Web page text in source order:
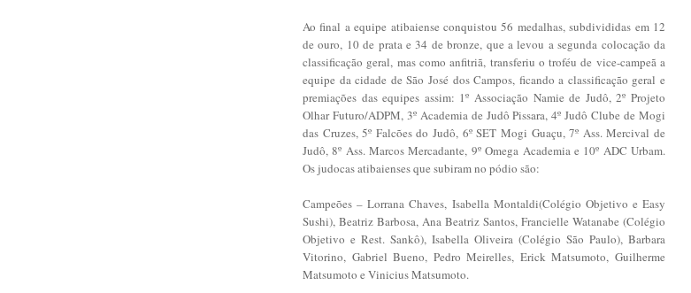
Ao final a equipe atibaiense conquistou 56 medalhas, subdivididas em 12
de ouro, 10 de prata e 34 de bronze, que a levou a segunda colocação da
classificação geral, mas como anfitriã, transferiu o troféu de vice-campeã a
equipe da cidade de São José dos Campos, ficando a classificação geral e
premiações das equipes assim: 1º Associação Namie de Judô, 2º Projeto
Olhar Futuro/ADPM, 3º Academia de Judô Pissara, 4º Judô Clube de Mogi
das Cruzes, 5º Falcões do Judô, 6º SET Mogi Guaçu, 7º Ass. Mercival de
Judô, 8º Ass. Marcos Mercadante, 9º Omega Academia e 10º ADC Urbam.
Os judocas atibaienses que subiram no pódio são:
Campeões – Lorrana Chaves, Isabella Montaldi(Colégio Objetivo e Easy
Sushi), Beatriz Barbosa, Ana Beatriz Santos, Francielle Watanabe (Colégio
Objetivo e Rest. Sankô), Isabella Oliveira (Colégio São Paulo), Barbara
Vitorino, Gabriel Bueno, Pedro Meirelles, Erick Matsumoto, Guilherme
Matsumoto e Vinicius Matsumoto.